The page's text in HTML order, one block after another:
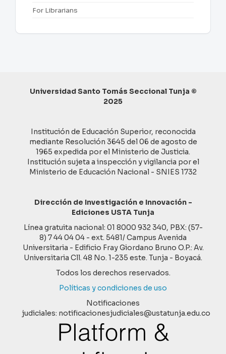
For Librarians
Universidad Santo Tomás Seccional Tunja ©
2025
Institución de Educación Superior, reconocida
mediante Resolución 3645 del 06 de agosto de
1965 expedida por el Ministerio de Justicia.
Institución sujeta a inspección y vigilancia por el
Ministerio de Educación Nacional - SNIES 1732
Dirección de Investigación e Innovación -
Ediciones USTA Tunja
Línea gratuita nacional: 01 8000 932 340, PBX: (57-
8) 7 44 04 04 - ext. 5481/ Campus Avenida
Universitaria - Edificio Fray Giordano Bruno O.P.: Av.
Universitaria Cll. 48 No. 1-235 este. Tunja - Boyacá.
Todos los derechos reservados.
Políticas y condiciones de uso
Notificaciones
judiciales: notificacionesjudiciales@ustatunja.edu.co